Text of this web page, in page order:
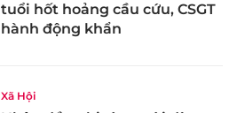
tuổi hốt hoảng cầu cứu, CSGT
hành động khẩn
Xã Hội